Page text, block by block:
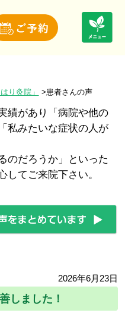
り灸院」 患者さんの声
績があり「病院や他の
私みたいな症状の人が
のだろうか」といった
してご来院下さい。
2026年6月23日
しました！